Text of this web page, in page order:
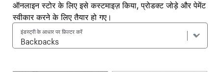
ऑनलाइन स्टोर के लिए इसे कस्टमाइज़ किया, प्रोडक्ट जोड़े और पेमेंट
स्वीकार करने के लिए तैयार हो गए।
इंडस्ट्री के आधार पर फ़िल्टर करें